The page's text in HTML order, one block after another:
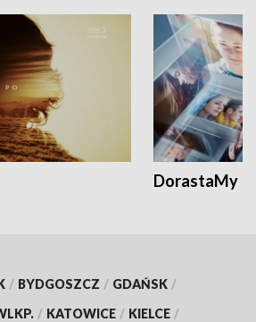
DorastaMy
/ BYDGOSZCZ / GDAŃSK /
/ KATOWICE / KIELCE /